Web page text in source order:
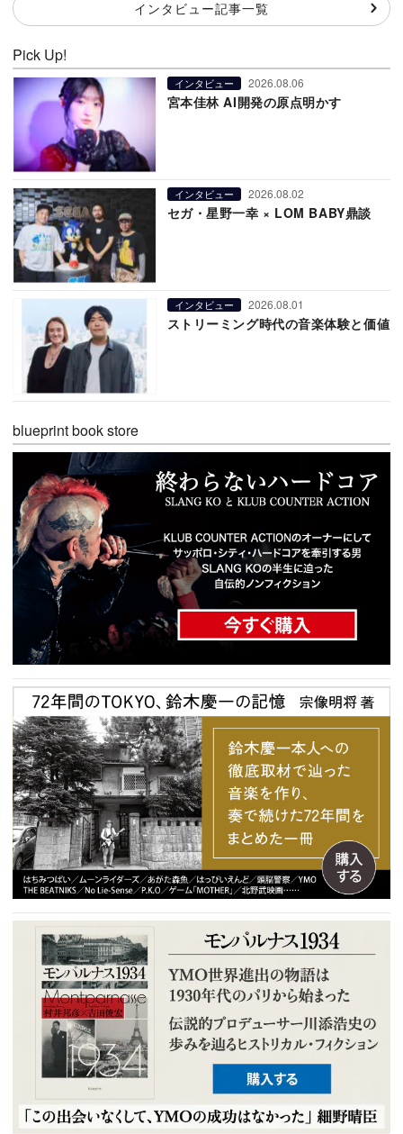
インタビュー記事一覧
Pick Up!
インタビュー 2026.08.06
宮本佳林 AI開発の原点明かす
インタビュー 2026.08.02
セガ・星野一幸 × LOM BABY鼎談
インタビュー 2026.08.01
ストリーミング時代の音楽体験と価値
blueprint book store